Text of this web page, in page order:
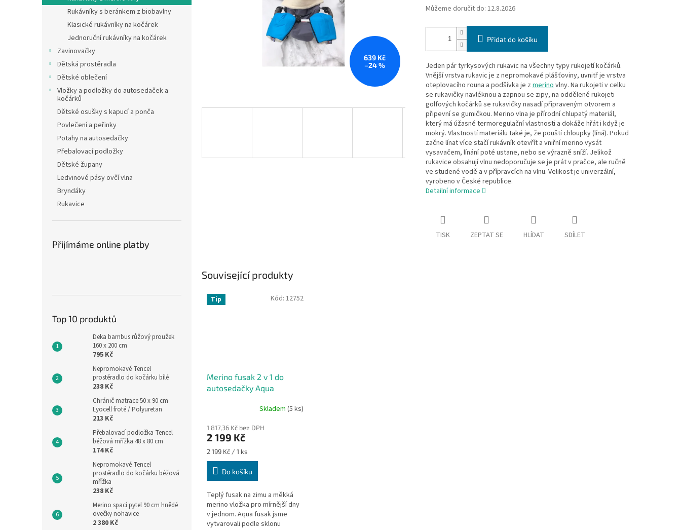
n
Rukávníky s beránkem z biobavlny
Klasické rukávníky na kočárek
Jednoruční rukávníky na kočárek
Zavinovačky
Dětská prostěradla
Dětské oblečení
Vložky a podložky do autosedaček a
kočárků
Dětské osušky s kapucí a ponča
Povlečení a peřinky
Potahy na autosedačky
Přebalovací podložky
Dětské župany
Ledvinové pásy ovčí vlna
Bryndáky
Rukavice
Přijímáme online platby
Top 10 produktů
Deka bambus růžový proužek
160 x 200 cm
795 Kč
Nepromokavé Tencel
prostěradlo do kočárku bílé
238 Kč
Chránič matrace 50 x 90 cm
Lyocell froté / Polyuretan
213 Kč
Přebalovací podložka Tencel
béžová mřížka 48 x 80 cm
174 Kč
Nepromokavé Tencel
prostěradlo do kočárku béžová
mřížka
238 Kč
Merino spací pytel 90 cm hnědé
ovečky nohavice
2 380 Kč
639 Kč
–24 %
Můžeme doručit do: 12.8.2026
Přidat do košíku
Jeden pár tyrkysových rukavic na všechny typy rukojetí kočárků.
Vnější vrstva rukavic je z nepromokavé plášťoviny, uvnitř je vrstva
oteplovacího rouna a podšívka je zmerinovlny. Na rukojeti v celku
se rukavičky navléknou a zapnou se zipy, na oddělené rukojeti
golfových kočárků se rukavičky nasadí připraveným otvorem a
připevní se gumičkou. Merino vlna je přírodní chlupatý materiál,
který má úžasné termoregulační vlastnosti a dokáže hřát i když je
mokrý. Vlastností materiálu také je, že pouští chloupky (líná). Pokud
začne línat více stačí rukávník otevřít a vniřní merino vysát
vysavačem, línání poté ustane, nebo se výrazně sníží. Jelikož
rukavice obsahují vlnu nedoporučuje se je prát v pračce, ale ručně
ve studené vodě a v přípravcích na vlnu. Velikost je univerzální,
vyrobeno v České republice.
Detailní informace
TISK ZEPTAT SE HLÍDAT SDÍLET
Související produkty
Tip
Merino fusak 2 v 1 do
autosedačky Aqua
Skladem (5 ks)
1 817,36 Kč bez DPH
2 199 Kč
Měrná
cena:
2 199 Kč / 1 ks
Do košíku
Teplý fusak na zimu a měkká
merino vložka pro mírnější dny
v jednom. Aqua fusak jsme
vytvarovali podle sklonu
Kód: 12752